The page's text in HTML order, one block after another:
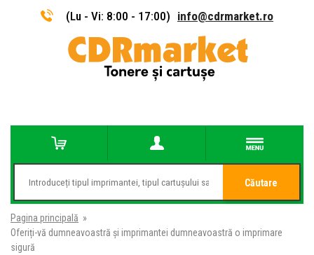
(Lu - Vi: 8:00 - 17:00) info@cdrmarket.ro
Căutare
Pagina principală »
Oferiți-vă dumneavoastră și imprimantei dumneavoastră o imprimare
sigură